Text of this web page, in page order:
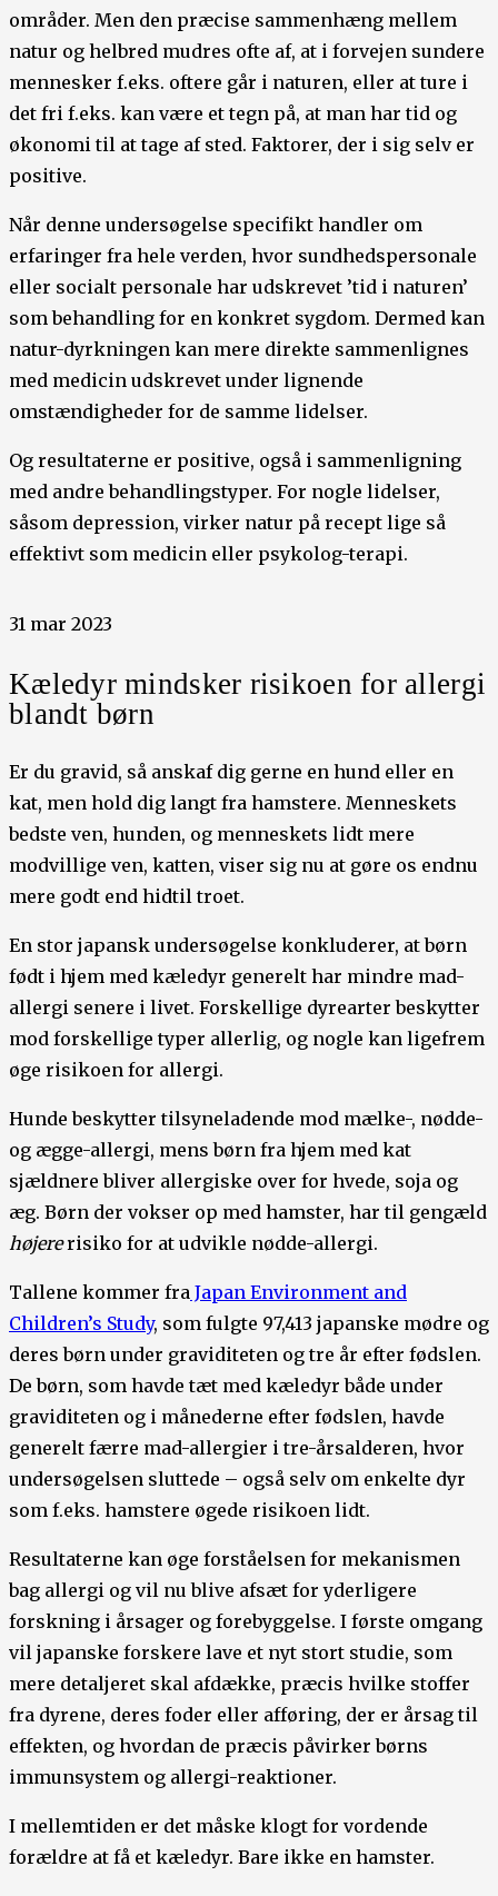
områder. Men den præcise sammenhæng mellem
natur og helbred mudres ofte af, at i forvejen sundere
mennesker f.eks. oftere går i naturen, eller at ture i
det fri f.eks. kan være et tegn på, at man har tid og
økonomi til at tage af sted. Faktorer, der i sig selv er
positive.
Når denne undersøgelse specifikt handler om
erfaringer fra hele verden, hvor sundhedspersonale
eller socialt personale har udskrevet ’tid i naturen’
som behandling for en konkret sygdom. Dermed kan
natur-dyrkningen kan mere direkte sammenlignes
med medicin udskrevet under lignende
omstændigheder for de samme lidelser.
Og resultaterne er positive, også i sammenligning
med andre behandlingstyper. For nogle lidelser,
såsom depression, virker natur på recept lige så
effektivt som medicin eller psykolog-terapi.
31 mar 2023
Kæledyr mindsker risikoen for allergi
blandt børn
Er du gravid, så anskaf dig gerne en hund eller en
kat, men hold dig langt fra hamstere. Menneskets
bedste ven, hunden, og menneskets lidt mere
modvillige ven, katten, viser sig nu at gøre os endnu
mere godt end hidtil troet.
En stor japansk undersøgelse konkluderer, at børn
født i hjem med kæledyr generelt har mindre mad-
allergi senere i livet. Forskellige dyrearter beskytter
mod forskellige typer allerlig, og nogle kan ligefrem
øge risikoen for allergi.
Hunde beskytter tilsyneladende mod mælke-, nødde-
og ægge-allergi, mens børn fra hjem med kat
sjældnere bliver allergiske over for hvede, soja og
æg. Børn der vokser op med hamster, har til gengæld
højererisiko for at udvikle nødde-allergi.
Tallene kommer fra Japan Environment and
Children’s Study, som fulgte 97,413 japanske mødre og
deres børn under graviditeten og tre år efter fødslen.
De børn, som havde tæt med kæledyr både under
graviditeten og i månederne efter fødslen, havde
generelt færre mad-allergier i tre-årsalderen, hvor
undersøgelsen sluttede – også selv om enkelte dyr
som f.eks. hamstere øgede risikoen lidt.
Resultaterne kan øge forståelsen for mekanismen
bag allergi og vil nu blive afsæt for yderligere
forskning i årsager og forebyggelse. I første omgang
vil japanske forskere lave et nyt stort studie, som
mere detaljeret skal afdække, præcis hvilke stoffer
fra dyrene, deres foder eller afføring, der er årsag til
effekten, og hvordan de præcis påvirker børns
immunsystem og allergi-reaktioner.
I mellemtiden er det måske klogt for vordende
forældre at få et kæledyr. Bare ikke en hamster.